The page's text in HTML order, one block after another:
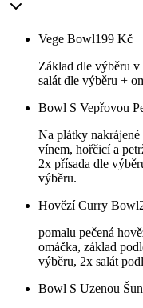
Vege Bowl199 Kč
Základ dle výběru v
salát dle výběru +
Bowl S Vepřovou
Na plátky
vínem, hořčicí a
2x přísada dle
výběru.
Hovězí Curry Bowl
pomalu pečená
omáčka, základ
výběru, 2x salát
Bowl S Uzenou